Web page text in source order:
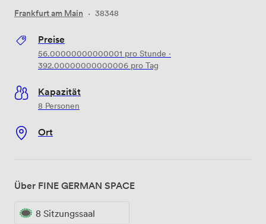
Frankfurt am Main · 38348
Preise
56.00000000000001 pro Stunde ·
392.00000000000006 pro Tag
Kapazität
8 Personen
Ort
Über FINE GERMAN SPACE
8 Sitzungssaal